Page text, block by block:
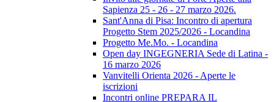
Sapienza 25 - 26 - 27 marzo 2026.
Sant'Anna di Pisa: Incontro di apertura
Progetto Stem 2025/2026 - Locandina
Progetto Me.Mo. - Locandina
Open day INGEGNERIA Sede di Latina -
16 marzo 2026
Vanvitelli Orienta 2026 - Aperte le
iscrizioni
Incontri online PREPARA IL